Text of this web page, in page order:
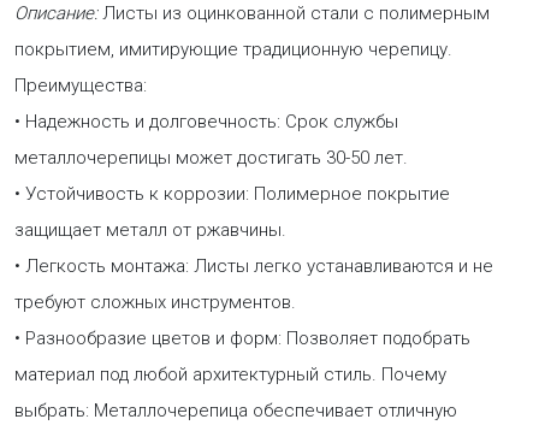
Описание:Листы из оцинкованной стали с полимерным
покрытием, имитирующие традиционную черепицу.
Преимущества:
• Надежность и долговечность: Срок службы
металлочерепицы может достигать 30-50 лет.
• Устойчивость к коррозии: Полимерное покрытие
защищает металл от ржавчины.
• Легкость монтажа: Листы легко устанавливаются и не
требуют сложных инструментов.
• Разнообразие цветов и форм: Позволяет подобрать
материал под любой архитектурный стиль. Почему
выбрать: Металлочерепица обеспечивает отличную